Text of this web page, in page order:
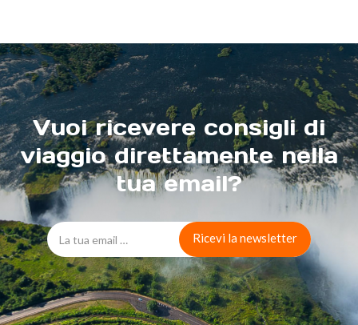
Vuoi ricevere consigli di
viaggio direttamente nella
tua email?